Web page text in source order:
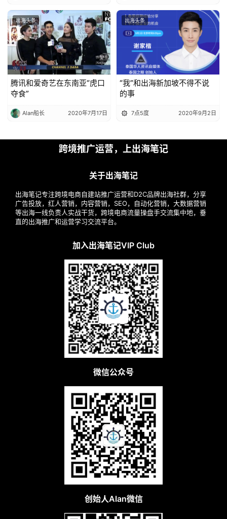
出海头条
腾讯和爱奇艺在东南亚“虎口
夺食”
Alan船长 2020年7月17日
出海头条
“我”和出海新加坡不得不说
的事
7点5度 2020年9月2日
跨境推广运营，上出海笔记
关于出海笔记
出海笔记专注跨境电商自建站推广运营和D2C品牌出海社群，分享
广告投放，红人营销，内容营销，SEO，自动化营销，大数据营销
等出海一线负责人实战干货，跨境电商流量操盘手交流集中地，垂
直的出海推广和运营学习交流平台。
加入出海笔记VIP Club
微信公众号
创始人Alan微信